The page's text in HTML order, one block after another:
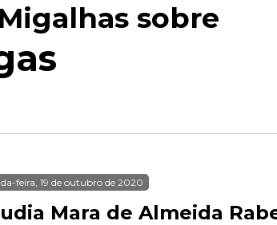
sobre
feira, 19 de outubro de 2020
Mara de Almeida